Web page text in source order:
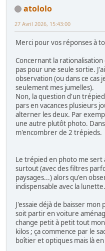
atololo
27 Avril 2026, 15:43:00
Merci pour vos réponses à
Concernant la
pas pour une seule sortie.
observation (ou dans ce cas
seulement mes jumelles).
Non, la question d'un
pars en vacances plusieurs
alterner les deux. Par
une autre plutôt photo.
m'encombrer de 2 trépieds.
Le trépied en photo me sert
surtout (avec des filtres
paysages...) alors qu'en
indispensable avec la lunette.
J'essaie déjà de baisser
soit partir en voiture
change petit à petit tout
kilos ; ça commence par le
boîtier et optiques mais là